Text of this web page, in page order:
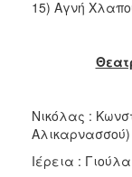
15) Αγνή
Νικόλας :
Αλικαρνασσού)
Ιέρεια :